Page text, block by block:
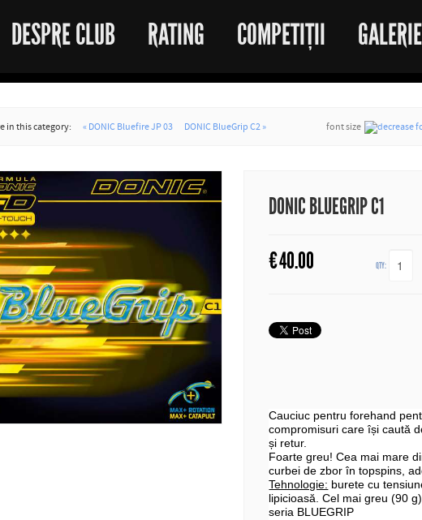
DESPRE CLUB RATING COMPETIȚII
in this category: « DONIC Bluefire JP 03 DONIC BlueGrip C2 » font size
DONIC BLUEGRIP C1
€40.00 QTY:
Cauciuc pentru forehand
compromisuri care își caută
și retur.
Foarte greu! Cea mai mare
curbei de zbor în topspins,
Tehnologie: burete cu
lipicioasă. Cel mai greu (90
seria BLUEGRIP